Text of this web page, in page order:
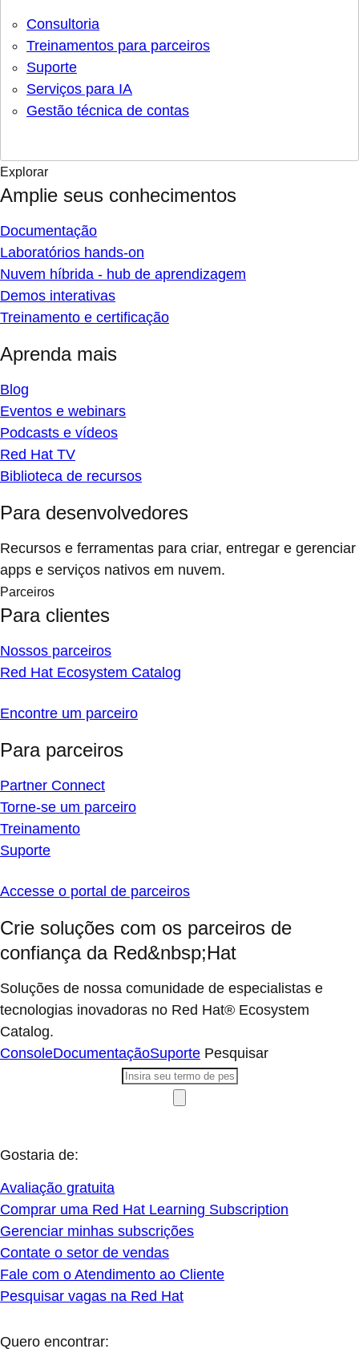
Consultoria
Treinamentos para parceiros
Suporte
Serviços para IA
Gestão técnica de contas
Explorar
Amplie seus conhecimentos
Documentação
Laboratórios hands-on
Nuvem híbrida - hub de aprendizagem
Demos interativas
Treinamento e certificação
Aprenda mais
Blog
Eventos e webinars
Podcasts e vídeos
Red Hat TV
Biblioteca de recursos
Para desenvolvedores
Recursos e ferramentas para criar, entregar e gerenciar
apps e serviços nativos em nuvem.
Parceiros
Para clientes
Nossos parceiros
Red Hat Ecosystem Catalog
Encontre um parceiro
Para parceiros
Partner Connect
Torne-se um parceiro
Treinamento
Suporte
Accesse o portal de parceiros
Crie soluções com os parceiros de
confiança da Red&nbsp;Hat
Soluções de nossa comunidade de especialistas e
tecnologias inovadoras no Red Hat® Ecosystem
Catalog.
ConsoleDocumentaçãoSuporte Pesquisar
Gostaria de:
Avaliação gratuita
Comprar uma Red Hat Learning Subscription
Gerenciar minhas subscrições
Contate o setor de vendas
Fale com o Atendimento ao Cliente
Pesquisar vagas na Red Hat
Quero encontrar: